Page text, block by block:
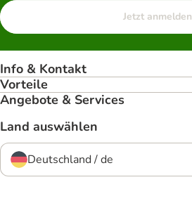
Jetzt anmelden
Info & Kontakt
Vorteile
Angebote & Services
Land auswählen
Deutschland / de